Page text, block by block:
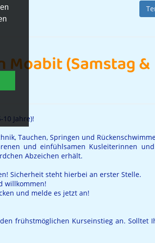
(Samstag &
Jahre)!
Tauchen, Springen und
und einfühlsamen Kusleiterinnen
Abzeichen erhält.
Sicherheit steht hierbei an erster Stelle.
willkommen!
und melde es jetzt an!
frühstmöglichen Kurseinstieg an. Solltet